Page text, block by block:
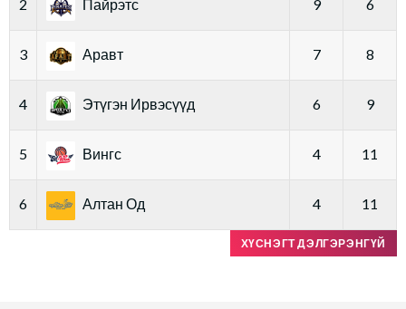
2 Пайрэтс 9 6
3 Аравт 7 8
4 Этүгэн Ирвэсүүд 6 9
5 Вингс 4 11
6 Алтан Од 4 11
ХҮСНЭГТ ДЭЛГЭРЭНГҮЙ